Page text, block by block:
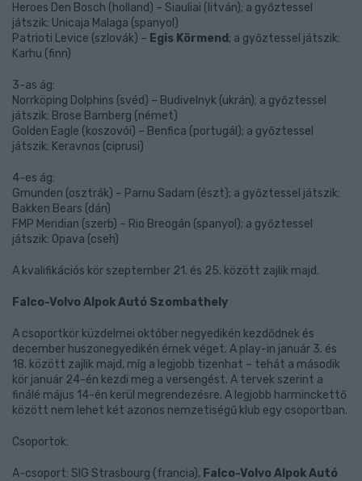
Heroes Den Bosch (holland) – Siauliai (litván); a győztessel
játszik: Unicaja Malaga (spanyol)
Patrioti Levice (szlovák) – Egis Körmend ; a győztessel játszik:
Karhu (finn)
3-as ág:
Norrköping Dolphins (svéd) – Budivelnyk (ukrán); a győztessel
játszik: Brose Bamberg (német)
Golden Eagle (koszovói) – Benfica (portugál); a győztessel
játszik: Keravnos (ciprusi)
4-es ág:
Gmunden (osztrák) – Parnu Sadam (észt); a győztessel játszik:
Bakken Bears (dán)
FMP Meridian (szerb) – Rio Breogán (spanyol); a győztessel
játszik: Opava (cseh)
A kvalifikációs kör szeptember 21. és 25. között zajlik majd.
Falco-Volvo Alpok Autó Szombathely
A csoportkör küzdelmei október negyedikén kezdődnek és
december huszonegyedikén érnek véget. A play-in január 3. és
18. között zajlik majd, míg a legjobb tizenhat – tehát a második
kör január 24-én kezdi meg a versengést. A tervek szerint a
finálé május 14-én kerül megrendezésre. A legjobb harminckettő
között nem lehet két azonos nemzetiségű klub egy csoportban.
Csoportok:
A-csoport: SIG Strasbourg (francia), Falco-Volvo Alpok Autó